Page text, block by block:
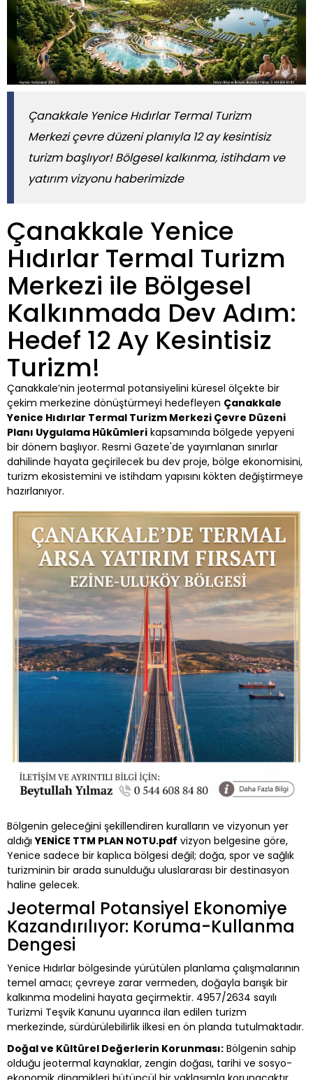
Çanakkale Yenice Hıdırlar Termal Turizm
Merkezi çevre düzeni planıyla 12 ay kesintisiz
turizm başlıyor! Bölgesel kalkınma, istihdam ve
yatırım vizyonu haberimizde
Çanakkale Yenice
Hıdırlar Termal Turizm
Merkezi ile Bölgesel
Kalkınmada Dev Adım:
Hedef 12 Ay Kesintisiz
Turizm!
Çanakkale’nin jeotermal potansiyelini küresel ölçekte bir
çekim merkezine dönüştürmeyi hedefleyen Çanakkale
Yenice Hıdırlar Termal Turizm Merkezi Çevre Düzeni
Planı Uygulama Hükümleri kapsamında bölgede yepyeni
bir dönem başlıyor. Resmi Gazete'de yayımlanan sınırlar
dahilinde hayata geçirilecek bu dev proje, bölge ekonomisini,
turizm ekosistemini ve istihdam yapısını kökten değiştirmeye
hazırlanıyor.
Bölgenin geleceğini şekillendiren kuralların ve vizyonun yer
aldığıYENİCE TTM PLAN NOTU.pdf vizyon belgesine göre,
Yenice sadece bir kaplıca bölgesi değil; doğa, spor ve sağlık
turizminin bir arada sunulduğu uluslararası bir destinasyon
haline gelecek.
Jeotermal Potansiyel Ekonomiye
Kazandırılıyor: Koruma-Kullanma
Dengesi
Yenice Hıdırlar bölgesinde yürütülen planlama çalışmalarının
temel amacı; çevreye zarar vermeden, doğayla barışık bir
kalkınma modelini hayata geçirmektir. 4957/2634 sayılı
Turizmi Teşvik Kanunu uyarınca ilan edilen turizm
merkezinde, sürdürülebilirlik ilkesi en ön planda tutulmaktadır.
Doğal ve Kültürel Değerlerin Korunması: Bölgenin sahip
olduğu jeotermal kaynaklar, zengin doğası, tarihi ve sosyo-